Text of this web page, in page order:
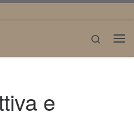
Search
e